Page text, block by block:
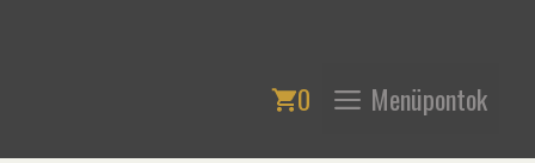
0 Menüpontok